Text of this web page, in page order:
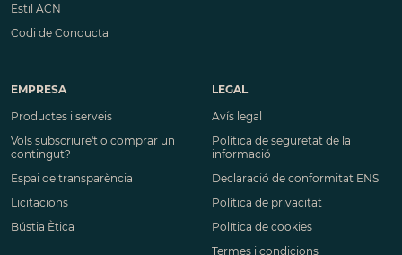
Estil ACN
Codi de Conducta
EMPRESA
Productes i serveis
Vols subscriure't o comprar un
contingut?
Espai de transparència
Licitacions
Bústia Ètica
LEGAL
Avís legal
Política de seguretat de la
informació
Declaració de conformitat ENS
Política de privacitat
Política de cookies
Termes i condicions